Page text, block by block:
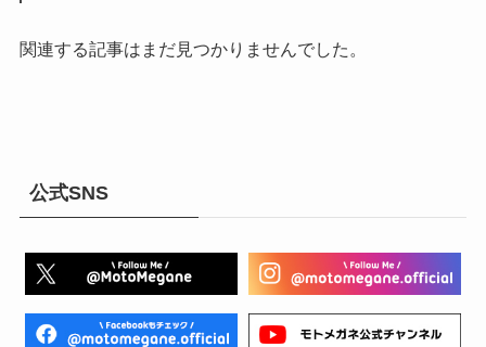
関連する記事はまだ見つかりませんでした。
公式SNS